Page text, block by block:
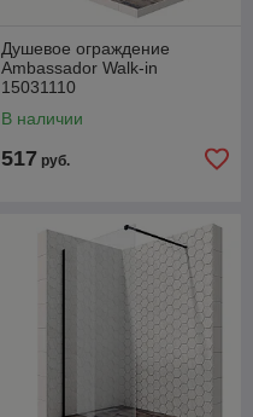
Душевое ограждение
Ambassador Walk-in
15031110
В наличии
517 руб.